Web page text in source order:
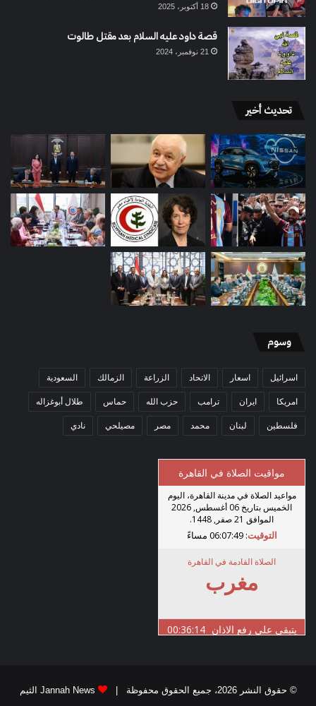
18 أكتوبر، 2025
قصة داود عليه السلام بعد مقتل طالوت
21 نوفمبر، 2024
تحديث أخير
وسوم
اسرائيل اسعار الاتحاد الزراعة الزمالك السعودية
امريكا ايران ترامب حزب الله حماس طلال أبوغزاله
فلسطين لبنان محمد مصر مصيلحي نادي
© حقوق النشر 2026، جميع الحقوق محفوظة | Jannah News الثيم